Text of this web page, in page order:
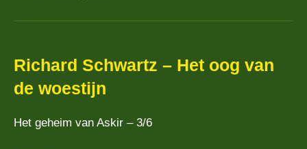
Richard Schwartz – Het oog van
de woestijn
Het geheim van Askir – 3/6